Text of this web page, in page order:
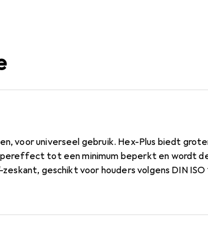
voor universeel gebruik. Hex-Plus biedt
tot een minimum beperkt en wordt de
geschikt voor houders volgens DIN ISO